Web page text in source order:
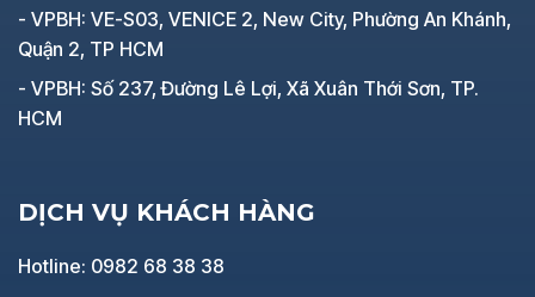
- VPBH: VE-S03, VENICE 2, New City, Phường An Khánh,
Quận 2, TP HCM
- VPBH: Số 237, Đường Lê Lợi, Xã Xuân Thới Sơn, TP.
HCM
DỊCH VỤ KHÁCH HÀNG
Hotline: 0982 68 38 38